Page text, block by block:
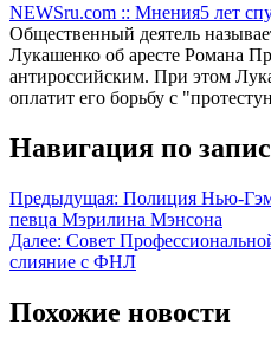
NEWSru.com :: Мнения5 лет
Общественный деятель
Лукашенко об аресте Романа
антироссийским. При этом
оплатит его борьбу с
Навигация по
Предыдущая: Полиция Нью-
певца Мэрилина Мэнсона
Далее: Совет
слияние с ФНЛ
Похожие новости